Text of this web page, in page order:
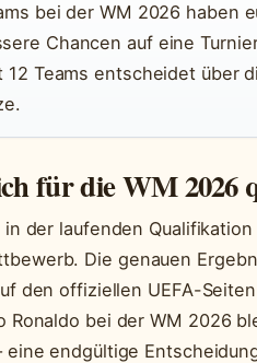
bei der WM 2026 haben
Chancen auf eine
12 Teams entscheidet über
für die WM 2026
der laufenden
Die genauen
den offiziellen UEFA-
Ronaldo bei der WM 2026
eine endgültige